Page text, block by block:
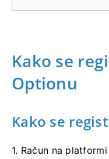
Kako se
Optionu
Kako se
1. Račun na platformi